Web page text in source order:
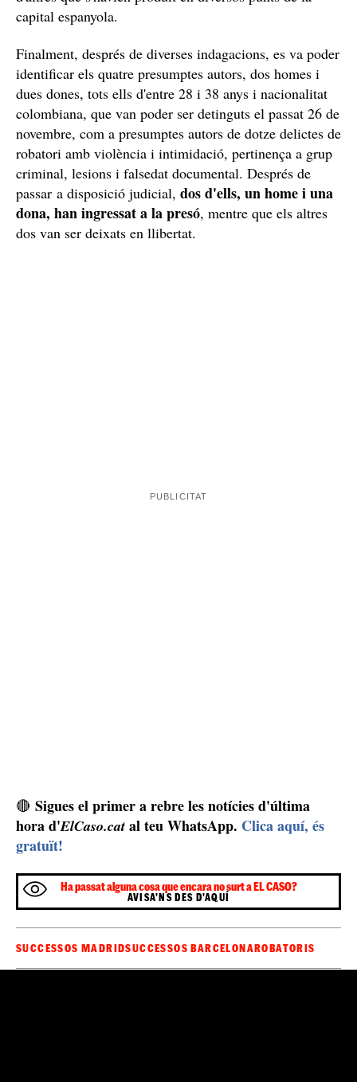
capital espanyola.
Finalment, després de diverses indagacions, es va poder
identificar els quatre presumptes autors, dos homes i
dues dones, tots ells d'entre 28 i 38 anys i nacionalitat
colombiana, que van poder ser detinguts el passat 26 de
novembre, com a presumptes autors de dotze delictes de
robatori amb violència i intimidació, pertinença a grup
criminal, lesions i falsedat documental. Després de
passar a disposició judicial, dos d'ells, un home i una
dona, han ingressat a la presó, mentre que els altres
dos van ser deixats en llibertat.
🔴 Sigues el primer a rebre les notícies d'última
hora d'ElCaso.cat al teu WhatsApp. Clica aquí, és
gratuït!
Ha passat alguna cosa que encara no surt a EL CASO?
AVISA'NS DES D'AQUÍ
SUCCESSOS MADRIDSUCCESSOS BARCELONAROBATORIS